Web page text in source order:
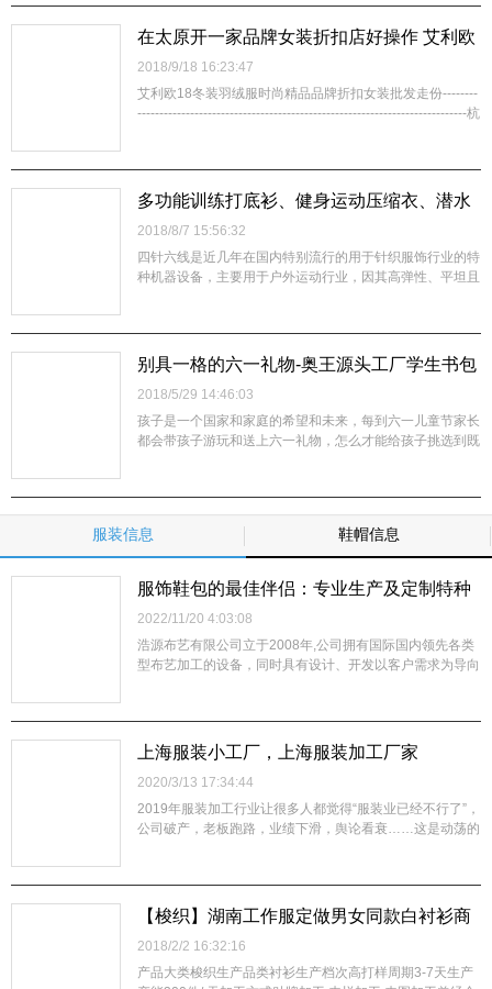
一根毛纤维之间都有一定的空隙，使空气流通。3、舒适
性：优质的羊毛，手感滑润细腻，具有很好...
在太原开一家品牌女装折扣店好操作 艾利欧
女装库存尾货哪里找
2018/9/18 16:23:47
艾利欧18冬装羽绒服时尚精品品牌折扣女装批发走份--------
---------------------------------------------------------------------------杭
多功能训练打底衫、健身运动压缩衣、潜水
服
2018/8/7 15:56:32
四针六线是近几年在国内特别流行的用于针织服饰行业的特
种机器设备，主要用于户外运动行业，因其高弹性、平坦且
家想苦恼，想在北京找四针六线服装加工更不容易。一般有
小工厂都不会有四针六线特种设备，因...
别具一格的六一礼物-奥王源头工厂学生书包
2018/5/29 14:46:03
孩子是一个国家和家庭的希望和未来，每到六一儿童节家长
都会带孩子游玩和送上六一礼物，怎么才能给孩子挑选到既
选！ 香港奥王集团创立于1985年，是一家集箱包设计、研
服装信息 鞋帽信息
服饰鞋包的最佳伴侣：专业生产及定制特种
冲片、撒粉、烫金、普通烫金、压胶、压
金、七彩、镭射烫金、彩色烫金、满版烫
金、复合、贴合热转移印花加工等多种后段
2022/11/20 4:03:08
浩源布艺有限公司立于2008年,公司拥有国际国内领先各类
型布艺加工的设备，同时具有设计、开发以客户需求为导向
司主营产品：特种冲片、撒粉、烫金、普通烫金、压胶、压
金、七彩、镭射烫金、彩色烫金、...
上海服装小工厂，上海服装加工厂家
2020/3/13 17:34:44
2019年服装加工行业让很多人都觉得“服装业已经不行了”，
公司破产，老板跑路，业绩下滑，舆论看衰……这是动荡的
被动为主动，主动改变、主动变通、主动出击。中国服装业
面临的问题严峻，从总的发展趋...
【梭织】湖南工作服定做男女同款白衬衫商
务正装加工定制
2018/2/2 16:32:16
产品大类梭织生产品类衬衫生产档次高打样周期3-7天生产